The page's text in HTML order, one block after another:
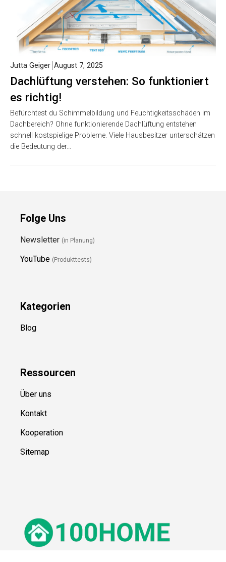
Dachlüftung verstehen: So funktioniert
es richtig!
Jutta Geiger August 7, 2025
Befürchtest du Schimmelbildung und Feuchtigkeitsschäden im
Dachbereich? Ohne funktionierende Dachlüftung entstehen
schnell kostspielige Probleme. Viele Hausbesitzer unterschätzen
die Bedeutung der…
Folge Uns
Newsletter (in Planung)
YouTube (Produkttests)
Kategorien
Blog
Ressourcen
Über uns
Kontakt
Kooperation
Sitemap